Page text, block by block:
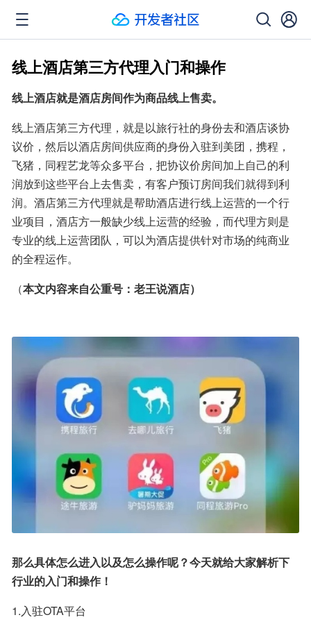
线上酒店第三方代理入门和操作
线上酒店就是酒店房间作为商品线上售卖。
线上酒店第三方代理，就是以旅行社的身份去和酒店谈协
议价，然后以酒店房间供应商的身份入驻到美团，携程，
飞猪，同程艺龙等众多平台，把协议价房间加上自己的利
润放到这些平台上去售卖，有客户预订房间我们就得到利
润。酒店第三方代理就是帮助酒店进行线上运营的一个行
业项目，酒店方一般缺少线上运营的经验，而代理方则是
专业的线上运营团队，可以为酒店提供针对市场的纯商业
的全程运作。
（本文内容来自公重号：老王说酒店）
那么具体怎么进入以及怎么操作呢？今天就给大家解析下
行业的入门和操作！
1.入驻OTA平台